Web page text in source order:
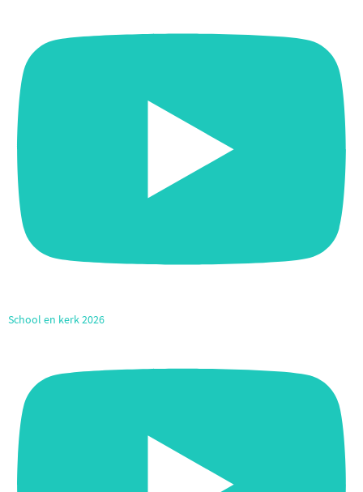
School en kerk 2026